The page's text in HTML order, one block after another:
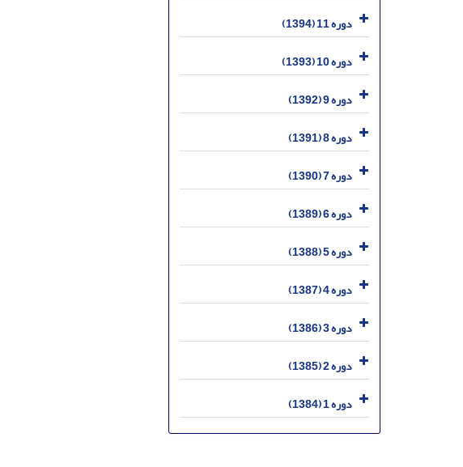
دوره 11 (1394)
دوره 10 (1393)
دوره 9 (1392)
دوره 8 (1391)
دوره 7 (1390)
دوره 6 (1389)
دوره 5 (1388)
دوره 4 (1387)
دوره 3 (1386)
دوره 2 (1385)
دوره 1 (1384)